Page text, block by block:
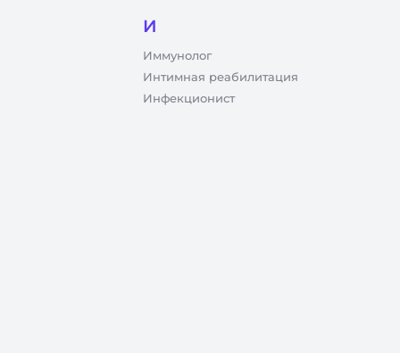
И
Иммунолог
Интимная реабилитация
Инфекционист